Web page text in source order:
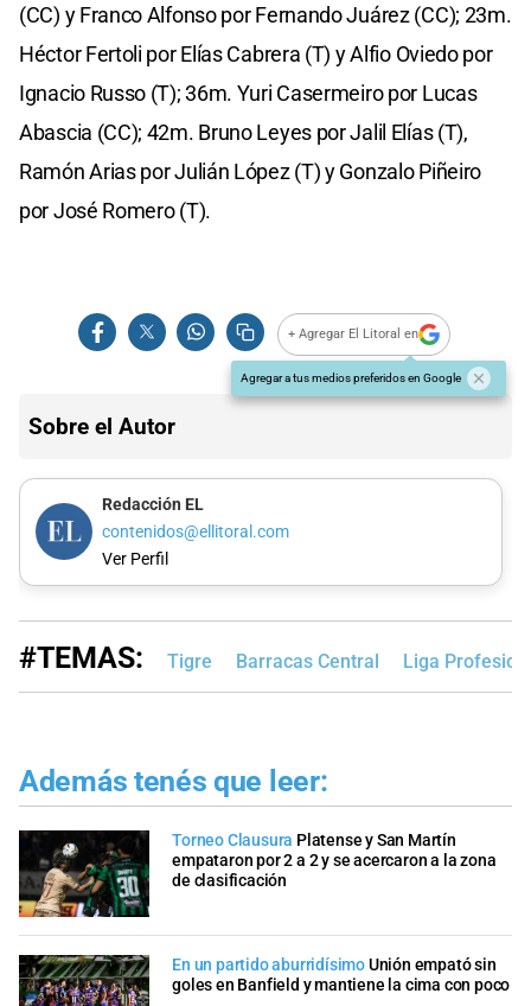
(CC) y Franco Alfonso por Fernando Juárez (CC); 23m.
Héctor Fertoli por Elías Cabrera (T) y Alfio Oviedo por
Ignacio Russo (T); 36m. Yuri Casermeiro por Lucas
Abascia (CC); 42m. Bruno Leyes por Jalil Elías (T),
Ramón Arias por Julián López (T) y Gonzalo Piñeiro
por José Romero (T).
+ Agregar El Litoral en
Agregar a tus medios preferidos en Google
Sobre el Autor
Redacción EL
contenidos@ellitoral.com
Ver Perfil
#TEMAS: Tigre Barracas Central Liga
Además tenés que leer:
Torneo Clausura Platense y San Martín
empataron por 2 a 2 y se acercaron a la zona
de clasificación
En un partido aburridísimoUnión empató sin
goles en Banfield y mantiene la cima con poco